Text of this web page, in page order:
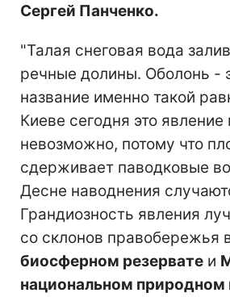
Сергей Панченко.
"Талая снеговая вода
речные долины. Оболонь -
название именно такой
Киеве сегодня это
невозможно, потому что
сдерживает паводковые
Десне наводнения
Грандиозность явления
со склонов правобережья
биосферном резервате и
национальном природном